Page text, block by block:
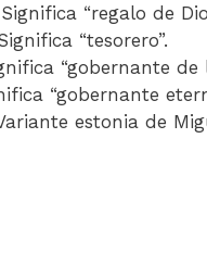
“regalo de
“tesorero”.
“gobernante de
“gobernante
estonia de